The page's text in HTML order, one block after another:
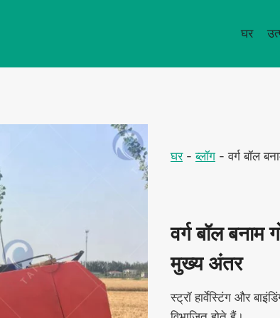
घर
घर-ब्लॉग -वर्ग बॉल
वर्ग बॉल बनाम
मुख्य अंतर
स्ट्रॉ हार्वेस्टिंग और